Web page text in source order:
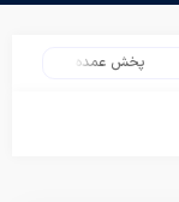
پخش عمده روبالشی